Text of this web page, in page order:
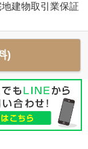
建物取引業保証
)